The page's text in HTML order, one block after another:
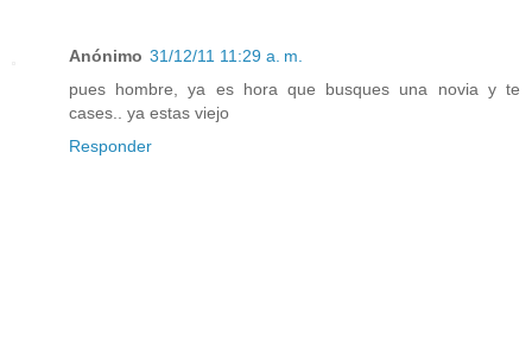
Anónimo 31/12/11 11:29 a. m.
pues hombre, ya es hora que busques una novia y te
cases.. ya estas viejo
Responder